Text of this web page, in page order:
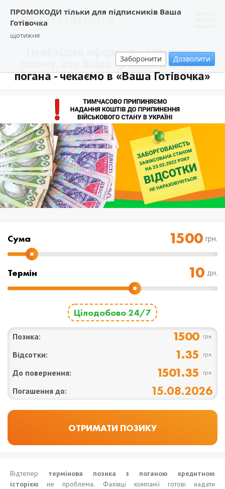
ПРОМОКОДИ тільки для підписників Ваша
Готівочка
щотижня
Заборонити Дозволити
Необхідно оформити термінову
позику, але Ваша кредитна історія
погана - чекаємо в «Ваша Готівочка»
Cума грн.
Термін дн.
Цілодобово 24/7
Позика: 1500 грн.
Відсотки: 1.35 грн.
До повернення: 1501.35 грн.
Погашення до: 15.08.2026
Відтепер термінова позика з поганою кредитною
історією не проблема. Фахівці компанії готові надати